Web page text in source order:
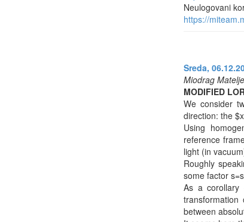
Neulogovani
https://
Sreda,
Miodrag
MODIFIED
We consider
direction: the
Using
reference
light (in
Roughly
some factor
As a corollary
between